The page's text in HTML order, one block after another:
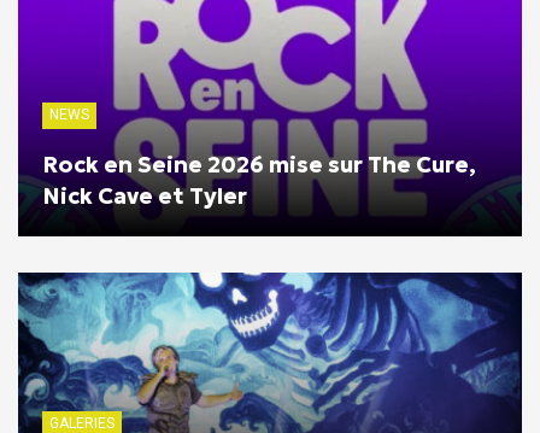
NEWS
Rock en Seine 2026 mise sur The Cure,
Nick Cave et Tyler
GALERIES